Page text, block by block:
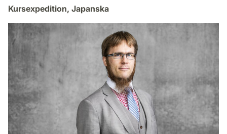
Kursexpedition, Japanska